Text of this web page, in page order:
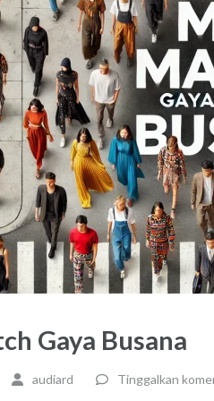
Gaya Busana
audiard Tinggalkan